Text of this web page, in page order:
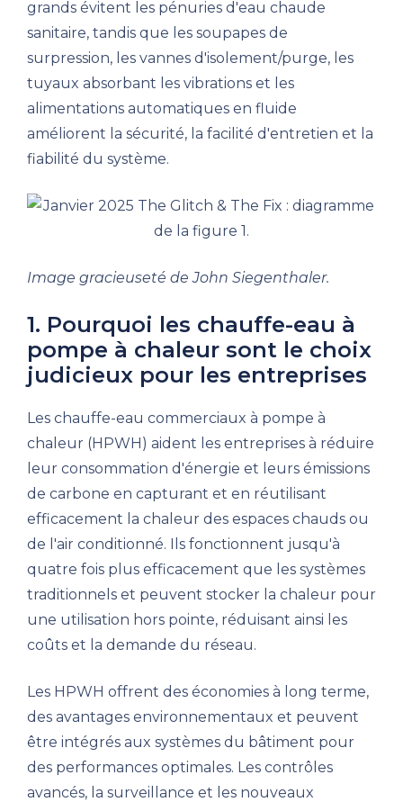
grands évitent les pénuries d'eau chaude
sanitaire, tandis que les soupapes de
surpression, les vannes d'isolement/purge, les
tuyaux absorbant les vibrations et les
alimentations automatiques en fluide
améliorent la sécurité, la facilité d'entretien et la
fiabilité du système.
Image gracieuseté de John Siegenthaler.
1. Pourquoi les chauffe-eau à
pompe à chaleur sont le choix
judicieux pour les entreprises
Les chauffe-eau commerciaux à pompe à
chaleur (HPWH) aident les entreprises à réduire
leur consommation d'énergie et leurs émissions
de carbone en capturant et en réutilisant
efficacement la chaleur des espaces chauds ou
de l'air conditionné. Ils fonctionnent jusqu'à
quatre fois plus efficacement que les systèmes
traditionnels et peuvent stocker la chaleur pour
une utilisation hors pointe, réduisant ainsi les
coûts et la demande du réseau.
Les HPWH offrent des économies à long terme,
des avantages environnementaux et peuvent
être intégrés aux systèmes du bâtiment pour
des performances optimales. Les contrôles
avancés, la surveillance et les nouveaux